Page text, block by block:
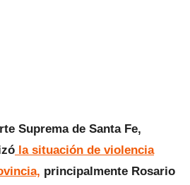
Suprema de Santa Fe,
la situación de violencia
principalmente Rosario